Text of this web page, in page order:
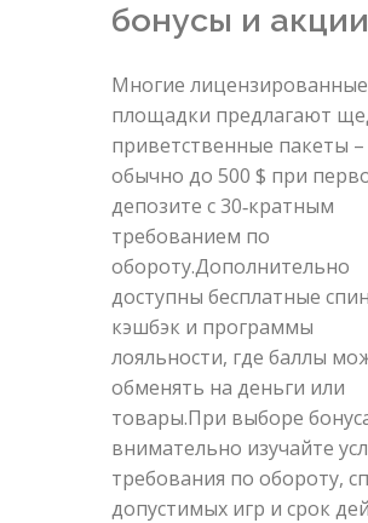
бонусы и акции
Многие лицензированные
площадки предлагают
приветственные пакеты –
обычно до 500 $ при
депозите с 30‑кратным
требованием по
обороту.Дополнительно
доступны бесплатные
кэшбэк и программы
лояльности, где баллы
обменять на деньги или
товары.При выборе
внимательно изучайте
требования по обороту,
допустимых игр и срок